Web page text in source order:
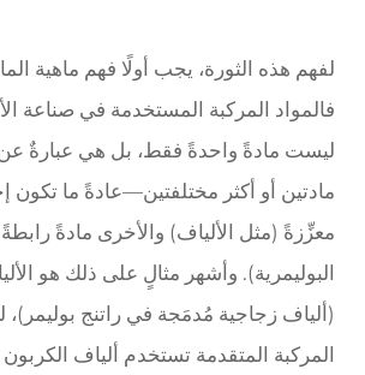
لفهم هذه الثورة، يجب أولًا فهم ماهية
فالمواد المركبة المستخدمة في صناعة
ليست مادةً واحدةً فقط، بل هي عبارةٌ عن
مادتين أو أكثر مختلفتين—عادةً ما تكون
معزِّزةً (مثل الألياف) والأخرى مادةً رابطةً
البوليمرية). وأشهر مثالٍ على ذلك هو
(ألياف زجاجية مُدمَجة في راتنج بوليمر)،
المركبة المتقدمة تستخدم ألياف